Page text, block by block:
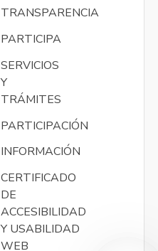
TRANSPARENCIA
PARTICIPA
SERVICIOS
Y
TRÁMITES
PARTICIPACIÓN
INFORMACIÓN
CERTIFICADO
DE
ACCESIBILIDAD
Y USABILIDAD
WEB